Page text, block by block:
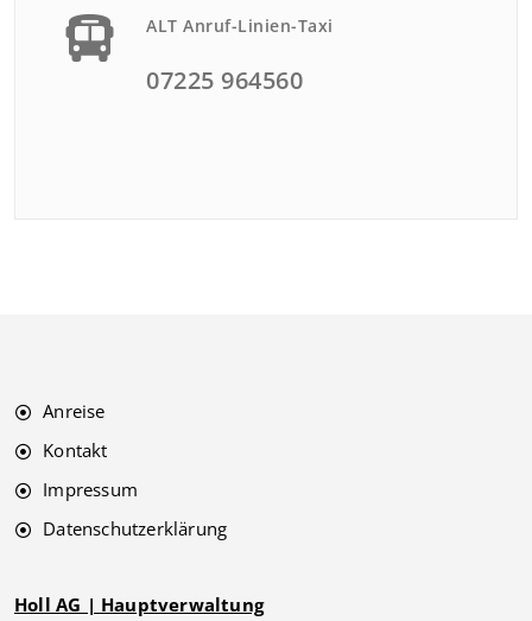
ALT Anruf-Linien-Taxi
07225 964560
Anreise
Kontakt
Impressum
Datenschutzerklärung
Holl AG | Hauptverwaltung